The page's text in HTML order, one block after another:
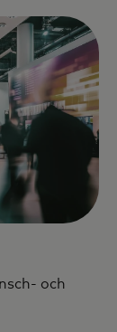
och